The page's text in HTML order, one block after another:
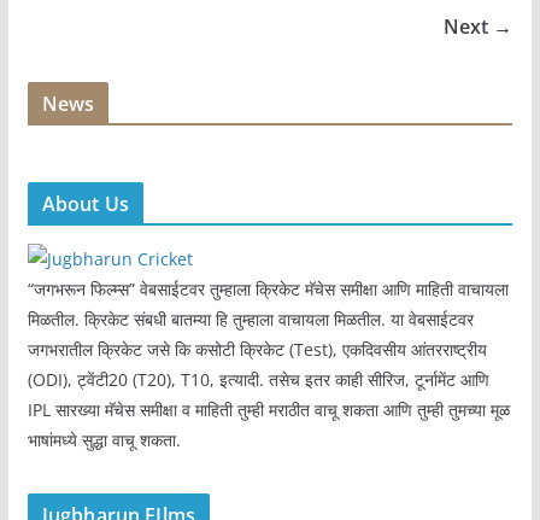
Next →
News
About Us
“जगभरून फिल्म्स” वेबसाईटवर तुम्हाला क्रिकेट मॅचेस समीक्षा आणि माहिती वाचायला
मिळतील. क्रिकेट संबधी बातम्या हि तुम्हाला वाचायला मिळतील. या वेबसाईटवर
जगभरातील क्रिकेट जसे कि कसोटी क्रिकेट (Test), एकदिवसीय आंतरराष्ट्रीय
(ODI), ट्वेंटी20 (T20), T10, इत्यादी. तसेच इतर काही सीरिज, टूर्नामेंट आणि
IPL सारख्या मॅचेस समीक्षा व माहिती तुम्ही मराठीत वाचू शकता आणि तुम्ही तुमच्या मूळ
भाषांमध्ये सुद्धा वाचू शकता.